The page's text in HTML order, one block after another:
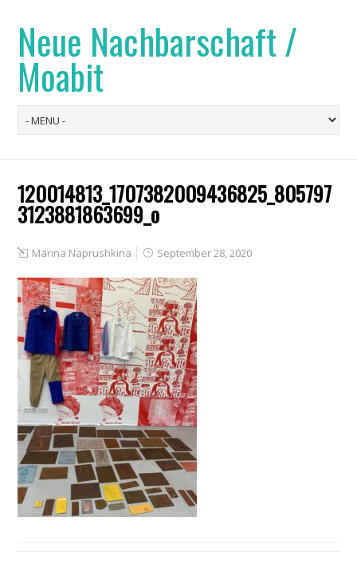
Neue Nachbarschaft /
Moabit
120014813_1707382009436825_805797
3123881863699_o
Marina Naprushkina September 28, 2020